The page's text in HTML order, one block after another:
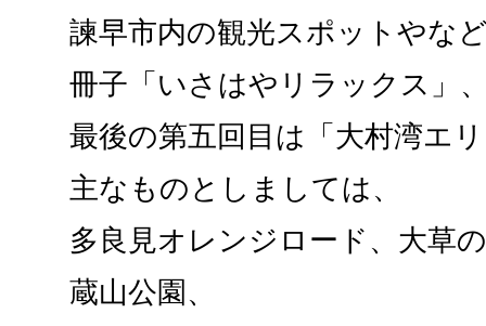
諫早市内の観光スポットやな
冊子「いさはやリラックス」
最後の第五回目は「大村湾エ
主なものとしましては、
多良見オレンジロード、大草
蔵山公園、